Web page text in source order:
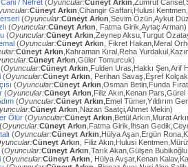
/ Nefret (Oyuncular:Cüneyt Arkın ,Zümrüt
Cüneyt Arkın ,Cihangir Gaffari,Hulusi
(Oyuncular:Cüneyt Arkın ,Sevim Özün,Aykut
(Oyuncular:Cüneyt Arkın , Fatma Girik,Aytaç Arman)
(Oyuncular:Cüneyt Arkın ,Zeynep Aksu,Turgut
(Oyuncular:Cüneyt Arkın , Fikret Hakan,Meral
Cüneyt Arkın ,Kahraman Kıral,Reha
Cüneyt Arkın ,Güler Tomurcuk)
(Oyuncular:Cüneyt Arkın ,Fulden Uras,Hakkı Şen,Arif
(Oyuncular:Cüneyt Arkın , Perihan Savaş,Eşref
(Oyuncular:Cüneyt Arkın ,Osman Betin,Funda
(Oyuncular:Cüneyt Arkın ,Filiz Akın,Kenan
(Oyuncular:Cüneyt Arkın ,Emel Tümer,Yıldırım
Cüneyt Arkın ,Nazan Saatçi,Ahmet Mekin)
Ölür (Oyuncular:Cüneyt Arkın ,Betül Arkın,Murat
(Oyuncular:Cüneyt Arkın ,Fatma Girik,İhsan
(Oyuncular:Cüneyt Arkın ,Hülya Aşan,Ergün
Cüneyt Arkın , Filiz Akın,Hulusi
(Oyuncular:Cüneyt Arkın ,Tarık Akan,Gülşen
(Oyuncular:Cüneyt Arkın , Hülya Avşar,Kenan